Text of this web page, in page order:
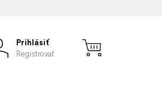
Prihlásiť
Registrovať